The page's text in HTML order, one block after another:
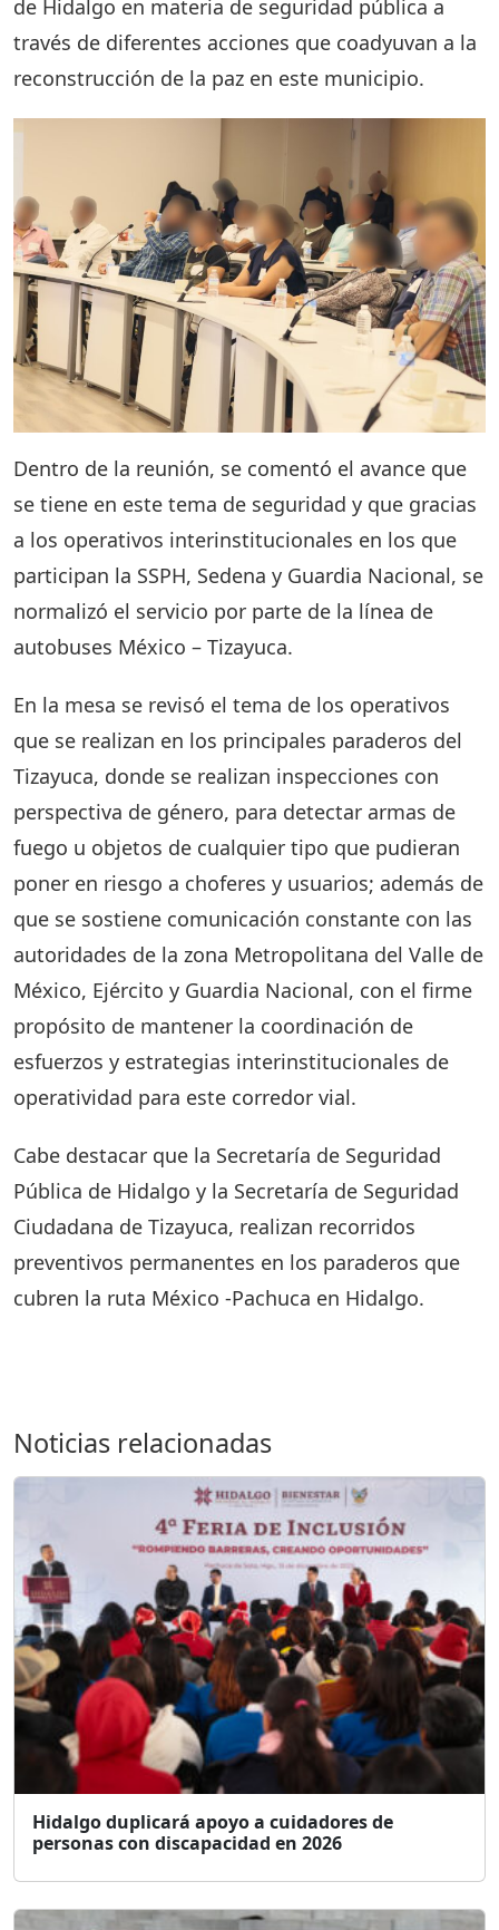
de Hidalgo en materia de seguridad pública a
través de diferentes acciones que coadyuvan a la
reconstrucción de la paz en este municipio.
Dentro de la reunión, se comentó el avance que
se tiene en este tema de seguridad y que gracias
a los operativos interinstitucionales en los que
participan la SSPH, Sedena y Guardia Nacional, se
normalizó el servicio por parte de la línea de
autobuses México – Tizayuca.
En la mesa se revisó el tema de los operativos
que se realizan en los principales paraderos del
Tizayuca, donde se realizan inspecciones con
perspectiva de género, para detectar armas de
fuego u objetos de cualquier tipo que pudieran
poner en riesgo a choferes y usuarios; además de
que se sostiene comunicación constante con las
autoridades de la zona Metropolitana del Valle de
México, Ejército y Guardia Nacional, con el firme
propósito de mantener la coordinación de
esfuerzos y estrategias interinstitucionales de
operatividad para este corredor vial.
Cabe destacar que la Secretaría de Seguridad
Pública de Hidalgo y la Secretaría de Seguridad
Ciudadana de Tizayuca, realizan recorridos
preventivos permanentes en los paraderos que
cubren la ruta México -Pachuca en Hidalgo.
Noticias relacionadas
Hidalgo duplicará apoyo a cuidadores de
personas con discapacidad en 2026